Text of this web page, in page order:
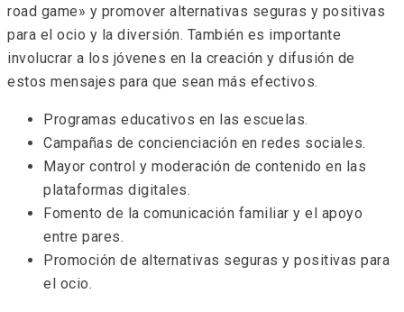
road game» y promover alternativas seguras y positivas
para el ocio y la diversión. También es importante
involucrar a los jóvenes en la creación y difusión de
estos mensajes para que sean más efectivos.
Programas educativos en las escuelas.
Campañas de concienciación en redes sociales.
Mayor control y moderación de contenido en las
plataformas digitales.
Fomento de la comunicación familiar y el apoyo
entre pares.
Promoción de alternativas seguras y positivas para
el ocio.